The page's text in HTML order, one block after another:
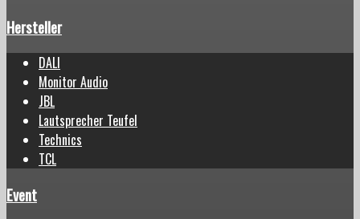
Hersteller
DALI
Monitor Audio
JBL
Lautsprecher Teufel
Technics
TCL
Event